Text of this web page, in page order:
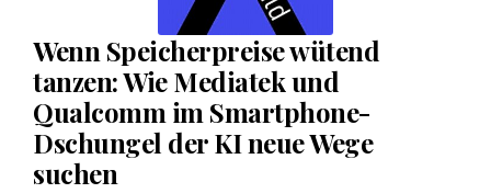
Wenn Speicherpreise wütend
tanzen: Wie Mediatek und
Qualcomm im Smartphone-
Dschungel der KI neue Wege
suchen